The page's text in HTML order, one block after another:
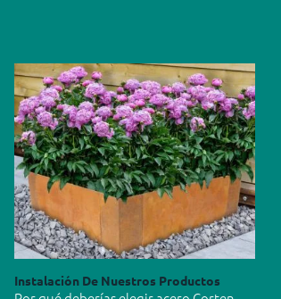
Instalación De Nuestros Productos